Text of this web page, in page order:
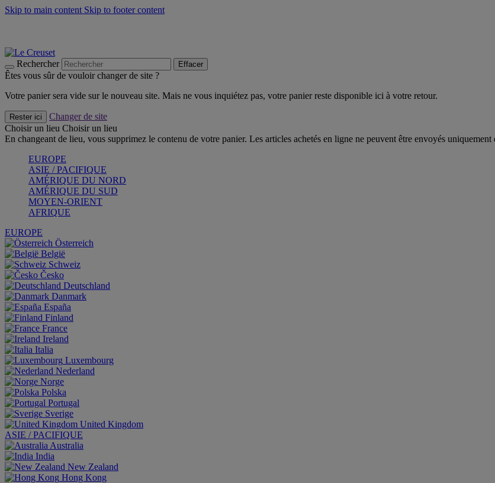
Skip to main content Skip to footer content
Rechercher Effacer
Êtes vous sûr de vouloir changer de site ?
Votre panier sera vide sur le nouveau site. Mais ne vous inquiétez pas, votre panier reste disponible ici à votre retour.
Rester ici
Changer de site
Choisir un lieu Choisir un lieu
En changeant de lieu, vous supprimez le contenu de votre panier. Les articles achetés en ligne ne peuvent être envoyés uniquement
EUROPE
ASIE / PACIFIQUE
AMÉRIQUE DU NORD
AMÉRIQUE DU SUD
MOYEN-ORIENT
AFRIQUE
EUROPE
Österreich
België
Schweiz
Česko
Deutschland
Danmark
España
Finland
France
Ireland
Italia
Luxembourg
Nederland
Norge
Polska
Portugal
Sverige
United Kingdom
ASIE / PACIFIQUE
Australia
India
New Zealand
Hong Kong